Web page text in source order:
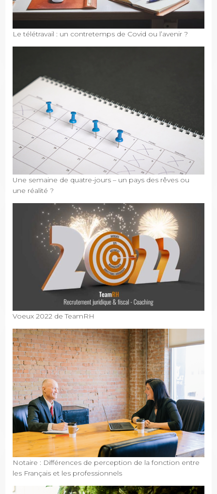
Le télétravail : un contretemps de Covid ou l’avenir ?
Une semaine de quatre-jours – un pays des rêves ou
une réalité ?
Voeux 2022 de TeamRH
Notaire : Différences de perception de la fonction entre
les Français et les professionnels